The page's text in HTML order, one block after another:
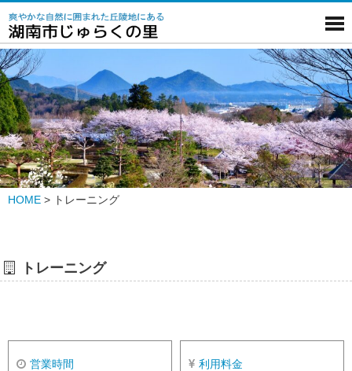
HOME > トレーニング
トレーニング
営業時間 利用料金